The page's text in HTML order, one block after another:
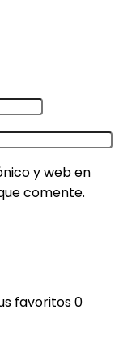
y web en
comente.
favoritos0